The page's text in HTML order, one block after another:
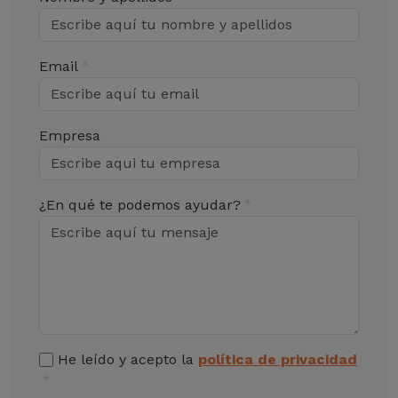
Email
Empresa
¿En qué te podemos ayudar?
He leído y acepto la política de privacidad